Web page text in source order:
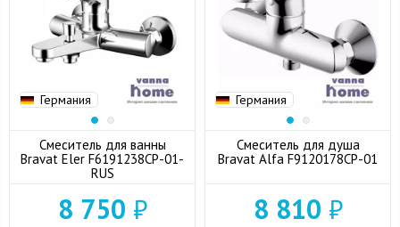
Германия
Смеситель для ванны
Bravat Eler F6191238CP-01-
RUS
8 750 ₽
Германия
Смеситель для душа
Bravat Alfa F9120178CP-01
8 810 ₽